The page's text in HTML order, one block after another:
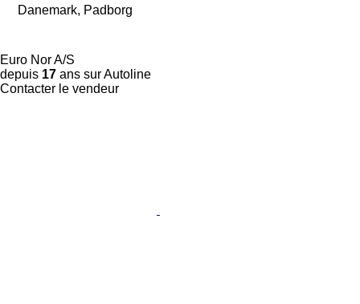
Danemark, Padborg
Euro Nor A/S
depuis 17 ans sur Autoline
Contacter le vendeur